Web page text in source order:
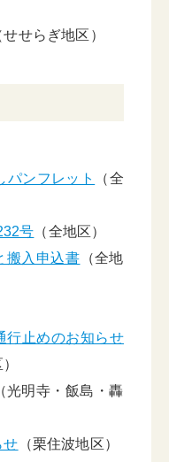
せせらぎ地区）
パンフレット
（全
号 （全地区）
搬入申込書 （全地
行止めのお知らせ
（光明寺・飯島・轟
せ （栗住波地区）